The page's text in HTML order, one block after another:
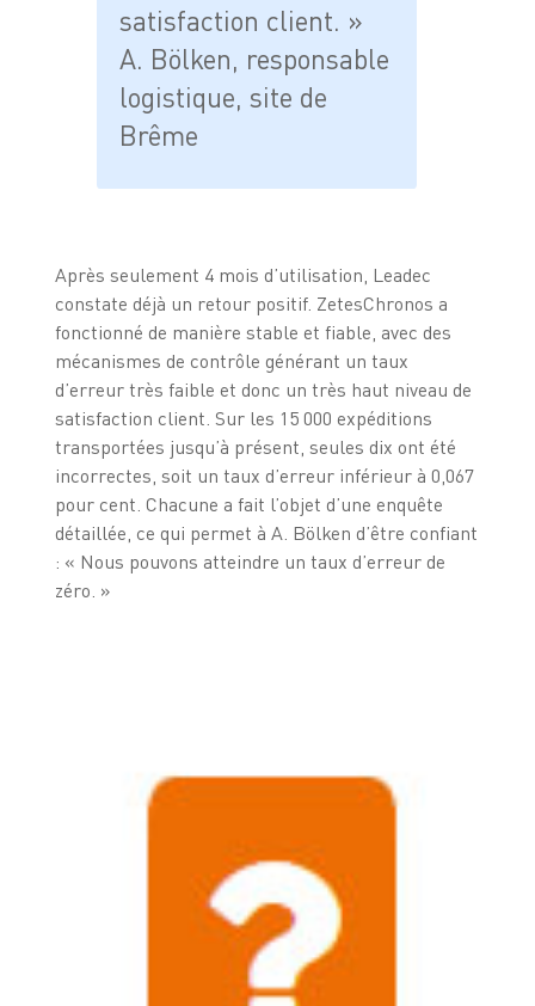
satisfaction client. »
A. Bölken, responsable
logistique, site de
Brême
Après seulement 4 mois d’utilisation, Leadec
constate déjà un retour positif. ZetesChronos a
fonctionné de manière stable et fiable, avec des
mécanismes de contrôle générant un taux
d’erreur très faible et donc un très haut niveau de
satisfaction client. Sur les 15 000 expéditions
transportées jusqu’à présent, seules dix ont été
incorrectes, soit un taux d’erreur inférieur à 0,067
pour cent. Chacune a fait l’objet d’une enquête
détaillée, ce qui permet à A. Bölken d’être confiant
: « Nous pouvons atteindre un taux d’erreur de
zéro. »